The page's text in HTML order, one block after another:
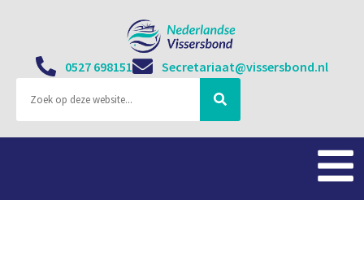
0527 698151 Secretariaat@vissersbond.nl